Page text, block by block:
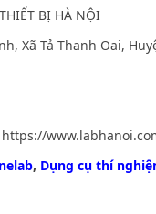
BỊ HÀ NỘI
Xã Tả Thanh Oai,
, Dụng cụ thí